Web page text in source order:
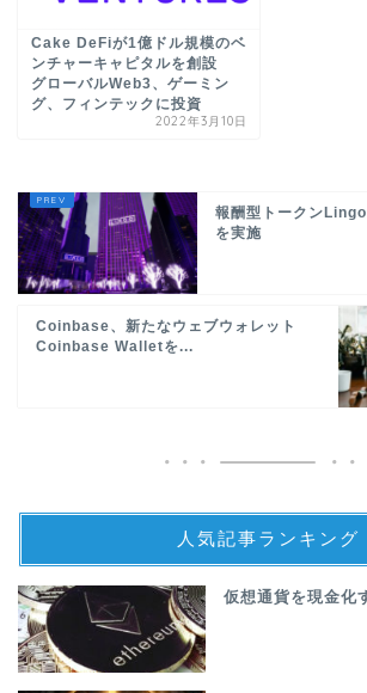
Cake DeFiが1億ドル規模のベ
ンチャーキャピタルを創設
グローバルWeb3、ゲーミン
グ、フィンテックに投資
2022年3月10日
報酬型トークン
を実施
Coinbase、新たなウェブウォレット
Coinbase Walletを...
人気記事ランキング
仮想通貨を現金化